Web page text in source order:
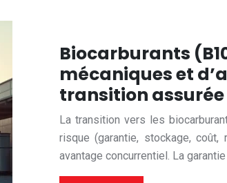
Biocarburants
mécaniques et
transition assurée
La transition vers les
risque (garantie, stockage,
avantage concurrentiel. La